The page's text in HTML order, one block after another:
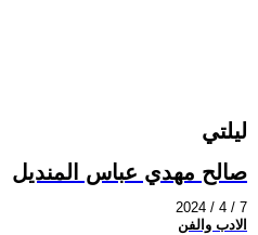
ليلتي
صالح مهدي عباس المنديل
2024 / 4 / 7
الادب والفن